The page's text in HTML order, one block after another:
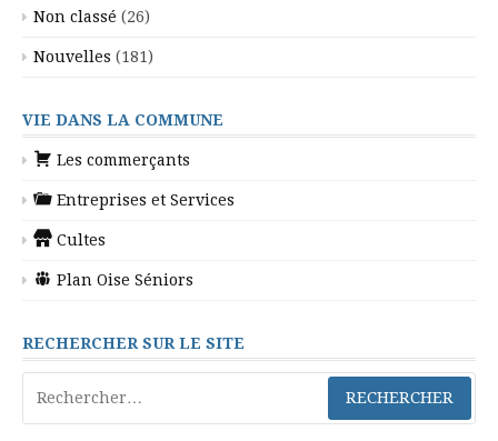
Non classé (26)
Nouvelles (181)
VIE DANS LA COMMUNE
Les commerçants
Entreprises et Services
Cultes
Plan Oise Séniors
RECHERCHER SUR LE SITE